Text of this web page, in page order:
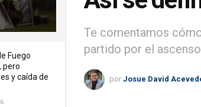
Fuego
pero
y caída de
Te comentamos
partido por el
por Josue David